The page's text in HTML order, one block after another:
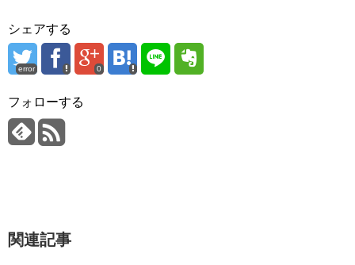
シェアする
error 0
フォローする
関連記事